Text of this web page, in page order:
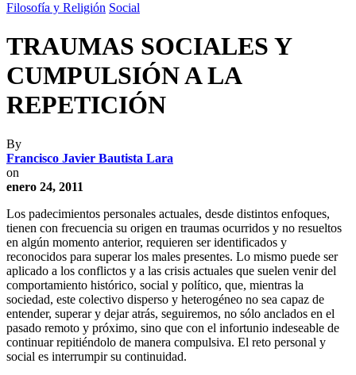
Filosofía y Religión Social
TRAUMAS SOCIALES Y
CUMPULSIÓN A LA
REPETICIÓN
By
Francisco Javier Bautista Lara
on
enero 24, 2011
Los padecimientos personales actuales, desde distintos enfoques,
tienen con frecuencia su origen en traumas ocurridos y no resueltos
en algún momento anterior, requieren ser identificados y
reconocidos para superar los males presentes. Lo mismo puede ser
aplicado a los conflictos y a las crisis actuales que suelen venir del
comportamiento histórico, social y político, que, mientras la
sociedad, este colectivo disperso y heterogéneo no sea capaz de
entender, superar y dejar atrás, seguiremos, no sólo anclados en el
pasado remoto y próximo, sino que con el infortunio indeseable de
continuar repitiéndolo de manera compulsiva. El reto personal y
social es interrumpir su continuidad.